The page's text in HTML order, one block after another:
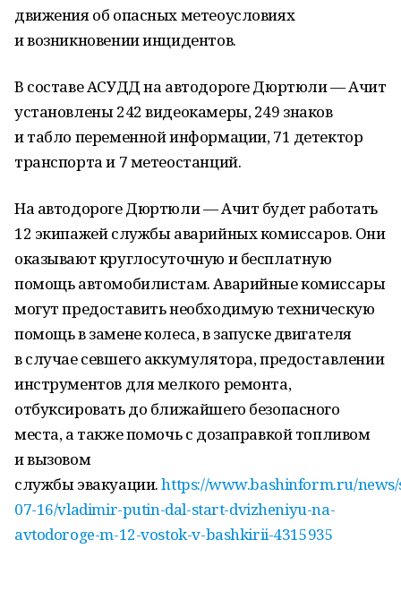
движения об опасных метеоусловиях
и возникновении инцидентов.
В составе АСУДД на автодороге Дюртюли — Ачит
установлены 242 видеокамеры, 249 знаков
и табло переменной информации, 71 детектор
транспорта и 7 метеостанций.
На автодороге Дюртюли — Ачит будет работать
12 экипажей службы аварийных комиссаров. Они
оказывают круглосуточную и бесплатную
помощь автомобилистам. Аварийные комиссары
могут предоставить необходимую техническую
помощь в замене колеса, в запуске двигателя
в случае севшего аккумулятора, предоставлении
инструментов для мелкого ремонта,
отбуксировать до ближайшего безопасного
места, а также помочь с дозаправкой топливом
и вызовом
службы эвакуации.https://www.bashinform.ru/news/
07-16/vladimir-putin-dal-start-dvizheniyu-na-
avtodoroge-m-12-vostok-v-bashkirii-4315935